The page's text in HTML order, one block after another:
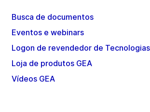
Busca de documentos
Eventos e webinars
Logon de revendedor de
Loja de produtos GEA
Vídeos GEA